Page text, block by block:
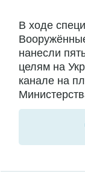
В ходе
нанесли
целям на
канале на